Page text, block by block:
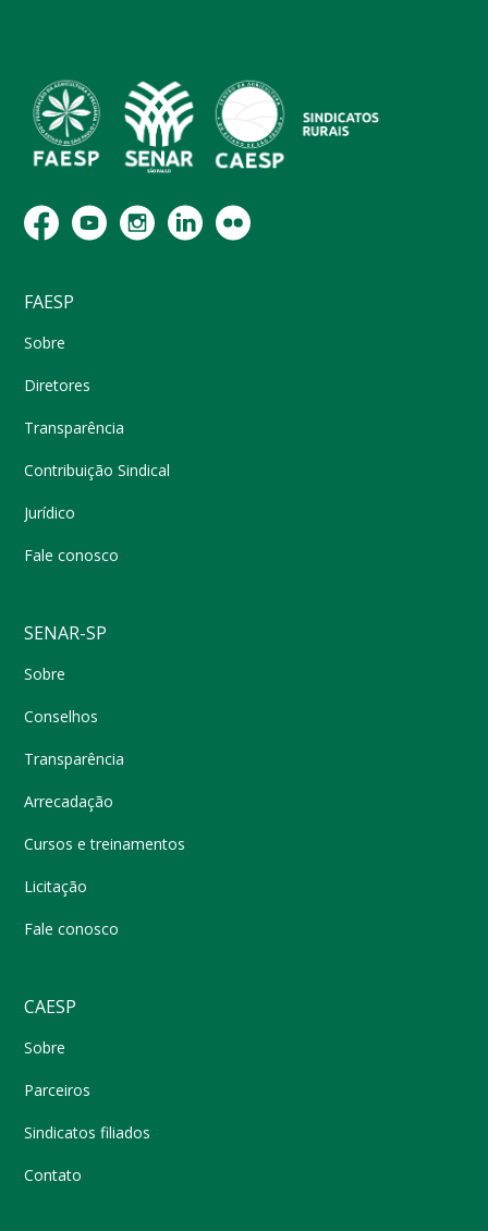
FAESP
Sobre
Diretores
Transparência
Contribuição Sindical
Jurídico
Fale conosco
SENAR-SP
Sobre
Conselhos
Transparência
Arrecadação
Cursos e treinamentos
Licitação
Fale conosco
CAESP
Sobre
Parceiros
Sindicatos filiados
Contato